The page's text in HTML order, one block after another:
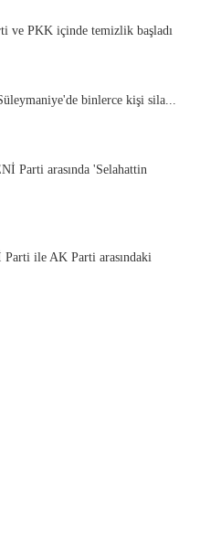
ve PKK içinde temizlik başladı
binlerce kişi sila...
Parti arasında 'Selahattin
ile AK Parti arasındaki